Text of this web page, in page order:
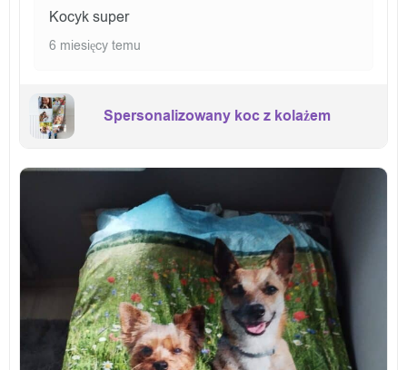
Kocyk super
6 miesięcy temu
Spersonalizowany koc z kolażem